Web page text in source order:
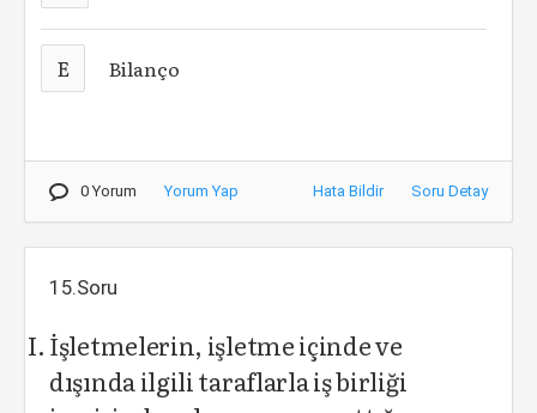
E Bilanço
0 Yorum Yorum Yap Hata Bildir Soru Detay
15.Soru
İşletmelerin, işletme içinde ve
dışında ilgili taraflarla iş birliği